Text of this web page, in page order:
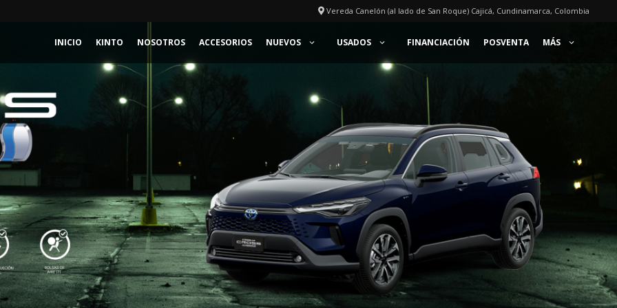
Vereda Canelón (al lado de San Roque) Cajicá, Cundinamarca, Colombia
INICIO KINTO NOSOTROS ACCESORIOS NUEVOS USADOS FINANCIACIÓN POSVENTA MÁS